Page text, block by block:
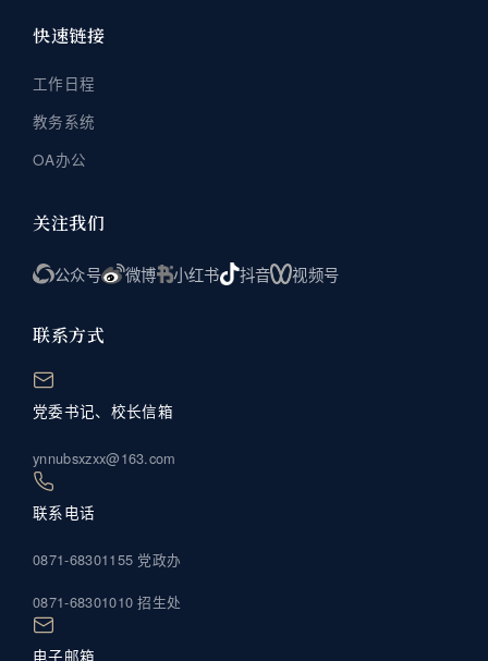
快速链接
工作日程
教务系统
OA办公
关注我们
公众号 微博 小红书 抖音 视频号
联系方式
党委书记、校长信箱
ynnubsxzxx@163.com
联系电话
0871-68301155 党政办
0871-68301010 招生处
电子邮箱